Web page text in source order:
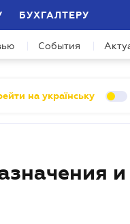
БУХГАЛТЕРУ
События
на українську